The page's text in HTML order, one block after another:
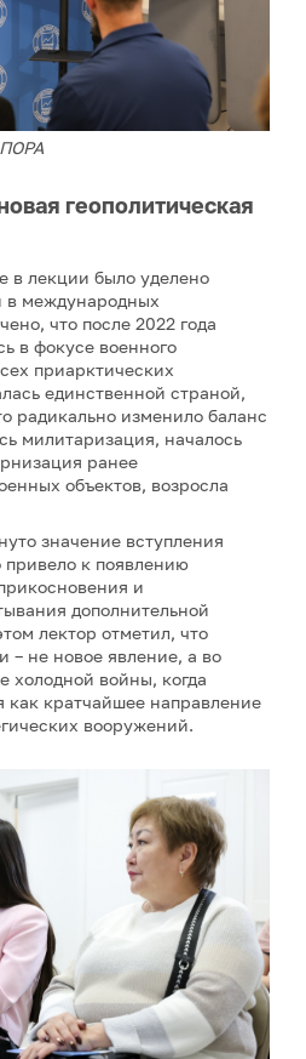
геополитическая
в лекции было уделено
в международных
что после 2022 года
в фокусе военного
приарктических
единственной страной,
радикально изменило баланс
милитаризация, началось
ранее
объектов, возросла
значение вступления
к появлению
и
дополнительной
лектор отметил, что
– не новое явление, а во
холодной войны, когда
как кратчайшее направление
вооружений.